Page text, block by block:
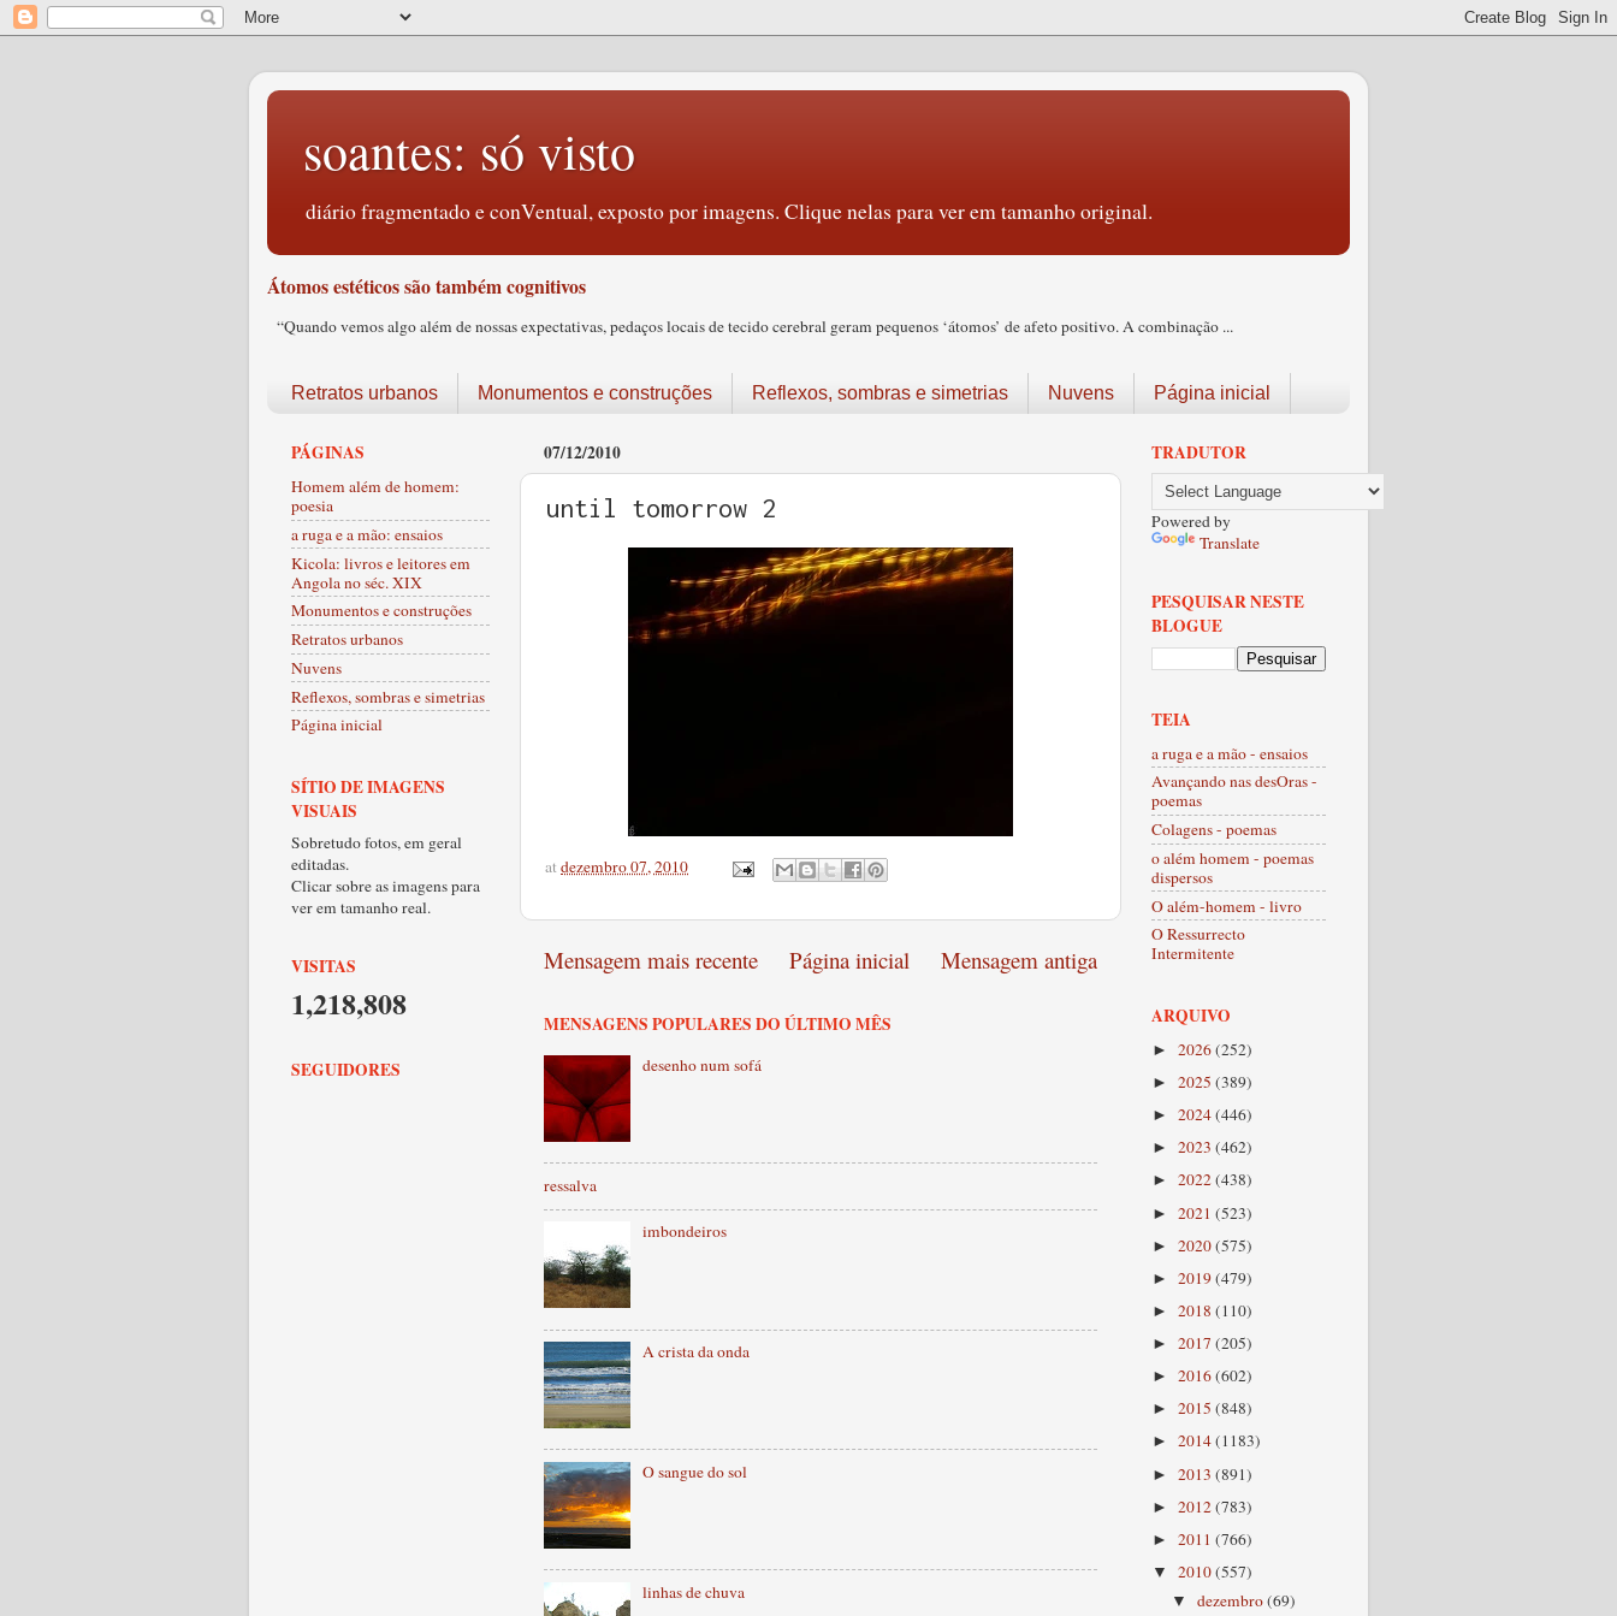
soantes: só visto
diário fragmentado e conVentual, exposto por imagens. Clique nelas para ver em tamanho original.
Átomos estéticos são também cognitivos
“Quando vemos algo além de nossas expectativas, pedaços locais de tecido cerebral geram pequenos ‘átomos’ de afeto positivo. A combinação ...
Retratos urbanos Monumentos e construções Reflexos, sombras e simetrias Nuvens Página inicial
07/12/2010
until tomorrow 2
atdezembro 07, 2010
Mensagem mais recente Mensagem antiga
Página inicial
MENSAGENS POPULARES DO ÚLTIMO MÊS
desenho num sofá
ressalva
imbondeiros
A crista da onda
O sangue do sol
linhas de chuva
PÁGINAS
Homem além de homem:
poesia
a ruga e a mão: ensaios
Kicola: livros e leitores em
Angola no séc. XIX
Monumentos e construções
Retratos urbanos
Nuvens
Reflexos, sombras e simetrias
Página inicial
SÍTIO DE IMAGENS
VISUAIS
Sobretudo fotos, em geral
editadas.
Clicar sobre as imagens para
ver em tamanho real.
VISITAS
1,218,808
SEGUIDORES
TRADUTOR
Powered by
Translate
PESQUISAR NESTE
BLOGUE
TEIA
a ruga e a mão - ensaios
Avançando nas desOras -
poemas
Colagens - poemas
o além homem - poemas
dispersos
O além-homem - livro
O Ressurrecto
Intermitente
ARQUIVO
► 2026(252)
► 2025 (389)
► 2024(446)
► 2023 (462)
► 2022(438)
► 2021 (523)
► 2020(575)
► 2019(479)
► 2018 (110)
► 2017 (205)
► 2016(602)
► 2015 (848)
► 2014(1183)
► 2013 (891)
► 2012(783)
► 2011 (766)
▼ 2010(557)
▼dezembro(69)